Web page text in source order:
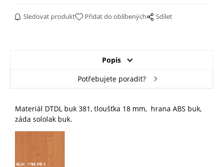
Sledovat produkt Přidat do oblíbených Sdílet
Popis
Potřebujete poradit?
Materiál DTDL buk 381, tloušťka 18 mm, hrana ABS buk,
záda sololak buk.